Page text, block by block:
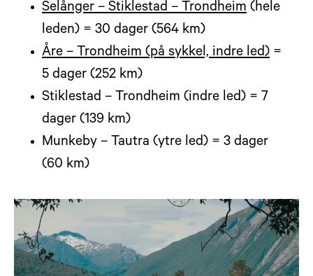
Selånger – Stiklestad – Trondheim (hele
leden) = 30 dager (564 km)
Åre – Trondheim (på sykkel, indre led) =
5 dager (252 km)
Stiklestad – Trondheim (indre led) = 7
dager (139 km)
Munkeby – Tautra (ytre led) = 3 dager
(60 km)